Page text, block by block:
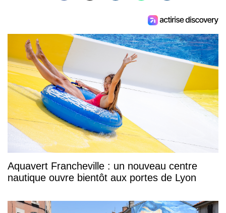
Aquavert Francheville : un nouveau centre
nautique ouvre bientôt aux portes de Lyon